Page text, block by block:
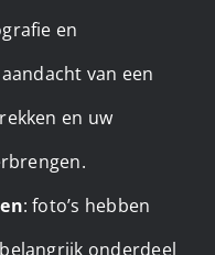
en
van een
en uw
: foto’s hebben
onderdeel